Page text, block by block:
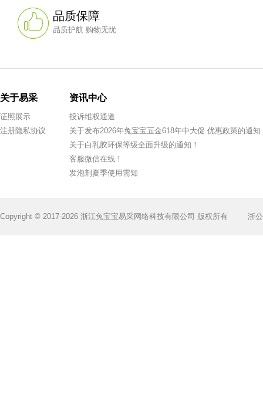
品质保障
品质护航 购物无忧
关于易采
证照展示
注册隐私协议
资讯中心
投诉维权通道
关于发布2026年兔宝宝五金618年中大促 优惠政策的通知
关于白乳胶环保等级全面升级的通知！
客服微信在线！
发泡剂夏季使用需知
Copyright © 2017-2026 浙江兔宝宝易采网络科技有限公司 版权所有 浙